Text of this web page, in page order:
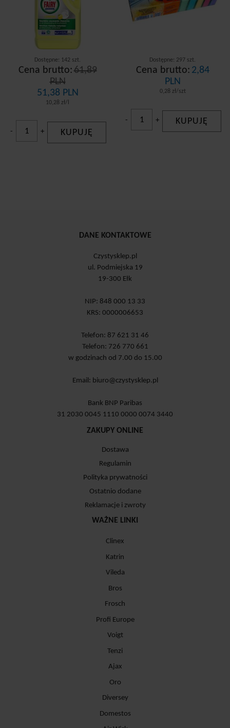
Dostępne: 142 szt.
Cena brutto: 61,89
PLN
51,38 PLN
10,28 zł/l
- + KUPUJĘ
Dostępne: 297 szt.
Cena brutto: 2,84
PLN
0,28 zł/szt
- + KUPUJĘ
DANE KONTAKTOWE
Czystysklep.pl
ul. Podmiejska 19
19-300 Ełk
NIP: 848 000 13 33
KRS: 0000006653
Telefon: 87 621 31 46
Telefon: 726 770 661
w godzinach od 7.00 do 15.00
Email: biuro@czystysklep.pl
Bank BNP Paribas
31 2030 0045 1110 0000 0074 3440
ZAKUPY ONLINE
Dostawa
Regulamin
Polityka prywatności
Ostatnio dodane
Reklamacje i zwroty
WAŻNE LINKI
Clinex
Katrin
Vileda
Bros
Frosch
Profi Europe
Voigt
Tenzi
Ajax
Oro
Diversey
Domestos